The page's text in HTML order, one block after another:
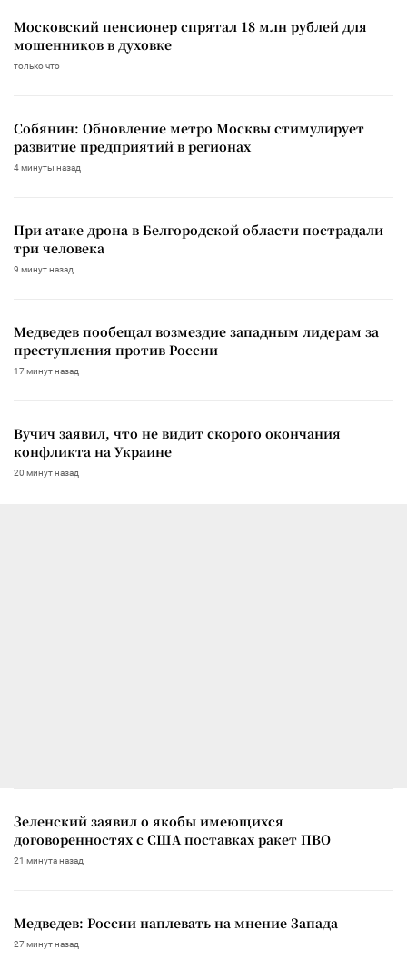
Московский пенсионер спрятал 18 млн рублей для
мошенников в духовке
только что
Собянин: Обновление метро Москвы стимулирует
развитие предприятий в регионах
4 минуты назад
При атаке дрона в Белгородской области пострадали
три человека
9 минут назад
Медведев пообещал возмездие западным лидерам за
преступления против России
17 минут назад
Вучич заявил, что не видит скорого окончания
конфликта на Украине
20 минут назад
Зеленский заявил о якобы имеющихся
договоренностях с США поставках ракет ПВО
21 минута назад
Медведев: России наплевать на мнение Запада
27 минут назад